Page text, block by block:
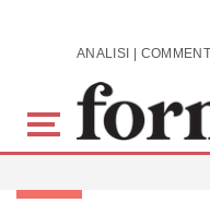
Skip to main content